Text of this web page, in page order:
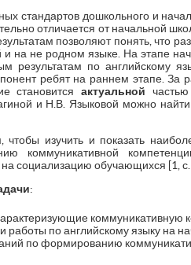
стандартов дошкольного и
отличается от начальной
позволяют понять, что
на не родном языке. На этапе
результатам по английскому
ребят на раннем этапе. За
становитсяактуальной
и Н.В. Языковой можно
изучить и показать
коммуникативной
на социализацию обучающихся [1, с.
:
коммуникативную
по английскому языку на
по формированию